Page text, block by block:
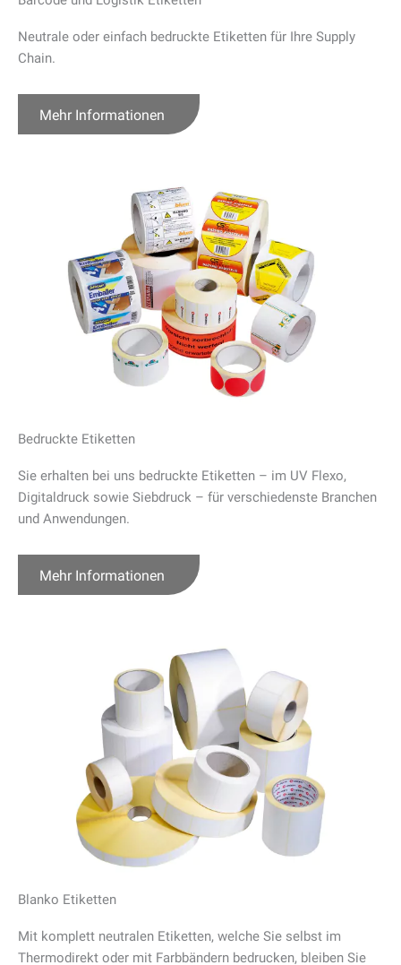
Neutrale oder einfach bedruckte Etiketten für Ihre Supply
Chain.
Mehr Informationen
Bedruckte Etiketten
Sie erhalten bei uns bedruckte Etiketten – im UV Flexo,
Digitaldruck sowie Siebdruck – für verschiedenste Branchen
und Anwendungen.
Mehr Informationen
Blanko Etiketten
Mit komplett neutralen Etiketten, welche Sie selbst im
Thermodirekt oder mit Farbbändern bedrucken, bleiben Sie